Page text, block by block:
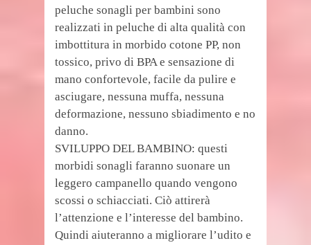
peluche sonagli per bambini sono
realizzati in peluche di alta qualità con
imbottitura in morbido cotone PP, non
tossico, privo di BPA e sensazione di
mano confortevole, facile da pulire e
asciugare, nessuna muffa, nessuna
deformazione, nessuno sbiadimento e no
danno.
SVILUPPO DEL BAMBINO: questi
morbidi sonagli faranno suonare un
leggero campanello quando vengono
scossi o schiacciati. Ciò attirerà
l’attenzione e l’interesse del bambino.
Quindi aiuteranno a migliorare l’udito e